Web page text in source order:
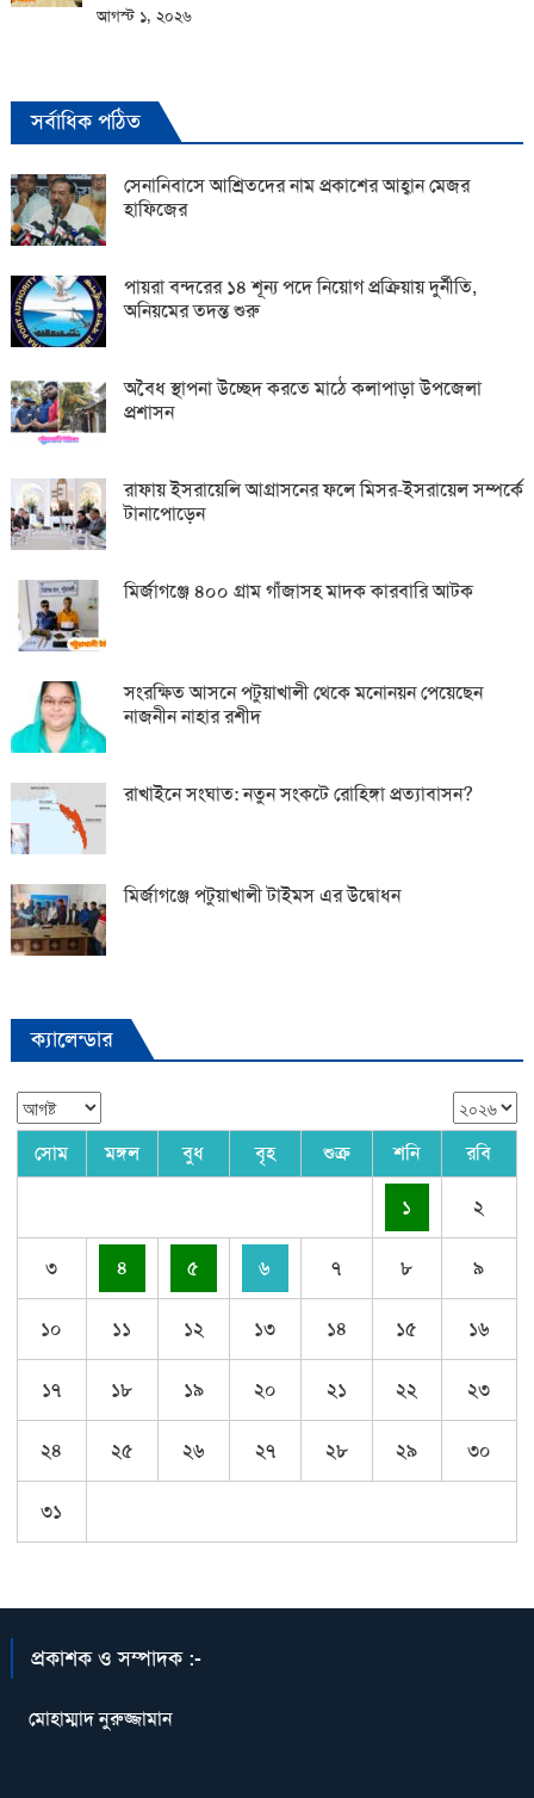
আগস্ট ১, ২০২৬
সর্বাধিক পঠিত
সেনানিবাসে আশ্রিতদের নাম প্রকাশের আহ্বান মেজর
হাফিজের
পায়রা বন্দরের ১৪ শূন্য পদে নিয়োগ প্রক্রিয়ায় দুর্নীতি,
অনিয়মের তদন্ত শুরু
অবৈধ স্থাপনা উচ্ছেদ করতে মাঠে কলাপাড়া উপজেলা
প্রশাসন
রাফায় ইসরায়েলি আগ্রাসনের ফলে মিসর-ইসরায়েল সম্পর্কে
টানাপোড়েন
মির্জাগঞ্জে ৪০০ গ্রাম গাঁজাসহ মাদক কারবারি আটক
সংরক্ষিত আসনে পটুয়াখালী থেকে মনোনয়ন পেয়েছেন
নাজনীন নাহার রশীদ
রাখাইনে সংঘাত: নতুন সংকটে রোহিঙ্গা প্রত্যাবাসন?
মির্জাগঞ্জে পটুয়াখালী টাইমস এর উদ্বোধন
ক্যালেন্ডার
সোম মঙ্গল বুধ বৃহ শুক্র শনি রবি
১ ২
৩ ৪ ৫ ৬ ৭ ৮ ৯
১০ ১১ ১২ ১৩ ১৪ ১৫ ১৬
১৭ ১৮ ১৯ ২০ ২১ ২২ ২৩
২৪ ২৫ ২৬ ২৭ ২৮ ২৯ ৩০
৩১
প্রকাশক ও সম্পাদক :-
মোহাম্মাদ নুরুজ্জামান